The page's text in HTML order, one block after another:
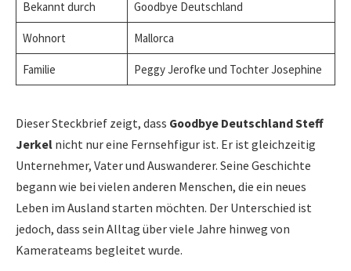
Bekannt durch Goodbye Deutschland
Wohnort Mallorca
Familie Peggy Jerofke und Tochter Josephine
Dieser Steckbrief zeigt, dass Goodbye Deutschland Steff
Jerkel nicht nur eine Fernsehfigur ist. Er ist gleichzeitig
Unternehmer, Vater und Auswanderer. Seine Geschichte
begann wie bei vielen anderen Menschen, die ein neues
Leben im Ausland starten möchten. Der Unterschied ist
jedoch, dass sein Alltag über viele Jahre hinweg von
Kamerateams begleitet wurde.